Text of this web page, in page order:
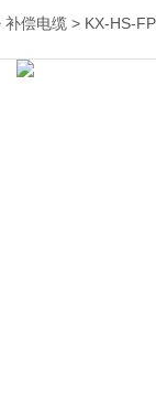
补偿电缆 > KX-HS-